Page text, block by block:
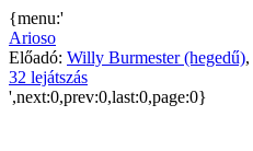
{menu:'
Arioso
Előadó: Willy Burmester (hegedű),
32 lejátszás
',next:0,prev:0,last:0,page:0}